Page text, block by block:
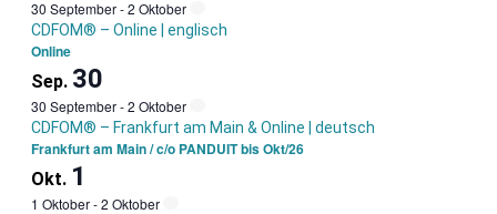
30 September-2 Oktober
CDFOM® – Online | englisch
Online
Sep. 30
30 September-2 Oktober
CDFOM® – Frankfurt am Main & Online | deutsch
Frankfurt am Main / c/o PANDUIT bis Okt/26
Okt. 1
1 Oktober-2 Oktober